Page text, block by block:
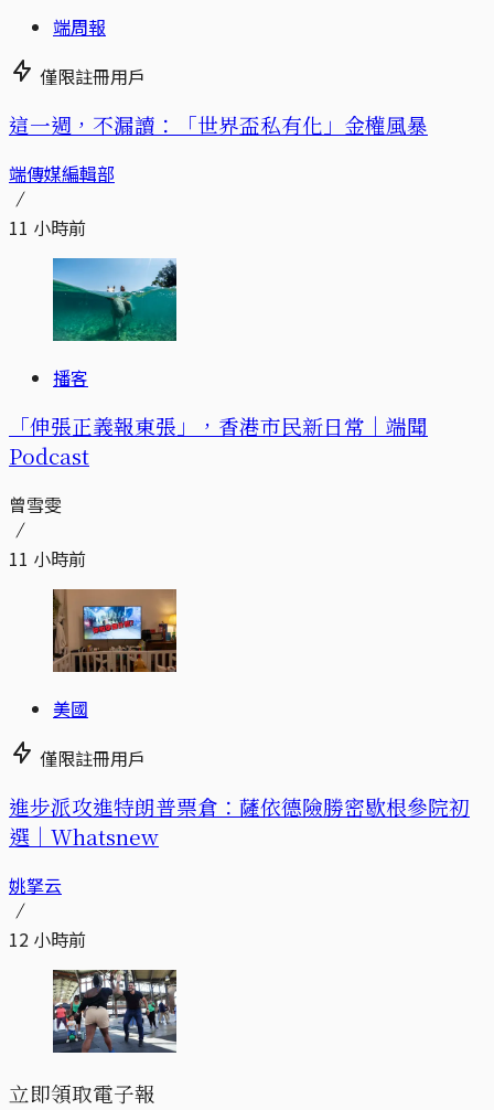
端周報
僅限註冊用戶
這一週，不漏讀：「世界盃私有化」金權風暴
端傳媒編輯部
11 小時前
播客
「伸張正義報東張」，香港市民新日常｜端聞
Podcast
曾雪雯
11 小時前
美國
僅限註冊用戶
進步派攻進特朗普票倉：薩依德險勝密歇根參院初
選｜Whatsnew
姚拏云
12 小時前
立即領取電子報